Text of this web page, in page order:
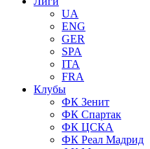
UA
ENG
GER
SPA
ITA
FRA
Клубы
ФК Зенит
ФК Спартак
ФК ЦСКА
ФК Реал Мадрид